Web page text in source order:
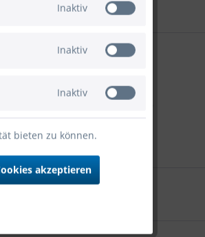
30cm/12" 25 Stück"
Inaktiv
Inaktiv
Inaktiv
bieten zu können.
akzeptieren